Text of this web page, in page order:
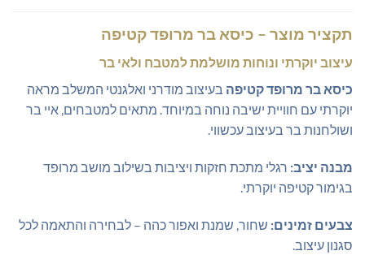
תקציר מוצר – כיסא בר מרופד קטיפה
עיצוב יוקרתי ונוחות מושלמת למטבח ולאי בר
כיסא בר מרופד קטיפה בעיצוב מודרני ואלגנטי המשלב מראה
יוקרתי עם חוויית ישיבה נוחה במיוחד. מתאים למטבחים, איי בר
ושולחנות בר בעיצוב עכשווי.
מבנה יציב: רגלי מתכת חזקות ויציבות בשילוב מושב מרופד
בגימור קטיפה יוקרתי.
צבעים זמינים: שחור, שמנת ואפור כהה – לבחירה והתאמה לכל
סגנון עיצוב.